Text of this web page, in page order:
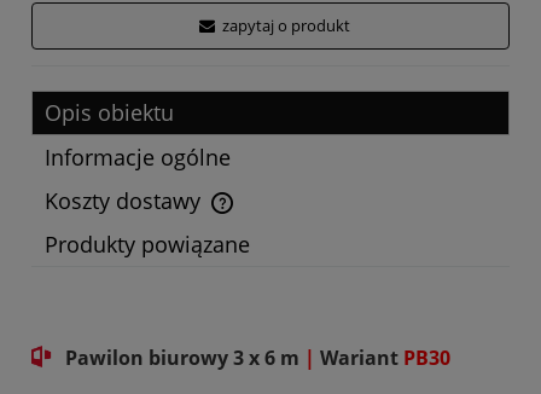
zapytaj o produkt
Opis obiektu
Informacje ogólne
Koszty dostawy
Cena nie zawiera ewentualnych kosztów płatności
Produkty powiązane
Pawilon biurowy 3 x 6 m | Wariant PB30